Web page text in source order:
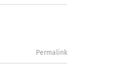
Permalink